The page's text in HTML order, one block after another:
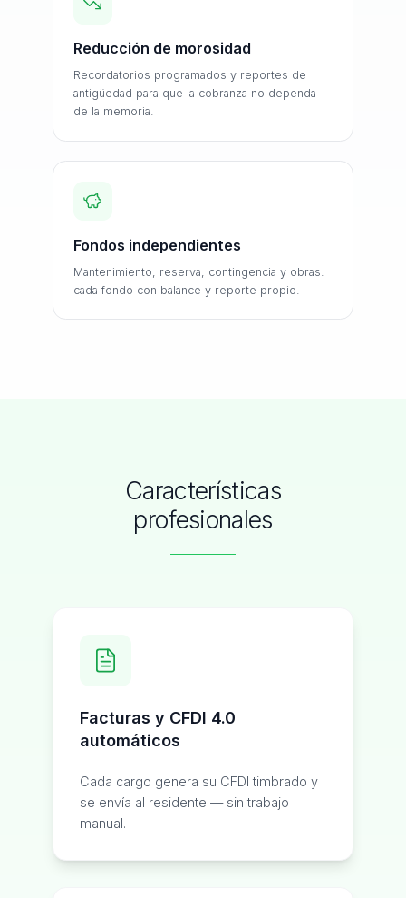
Reducción de morosidad
Recordatorios programados y reportes de
antigüedad para que la cobranza no dependa
de la memoria.
Fondos independientes
Mantenimiento, reserva, contingencia y obras:
cada fondo con balance y reporte propio.
Características
profesionales
Facturas y CFDI 4.0
automáticos
Cada cargo genera su CFDI timbrado y
se envía al residente — sin trabajo
manual.